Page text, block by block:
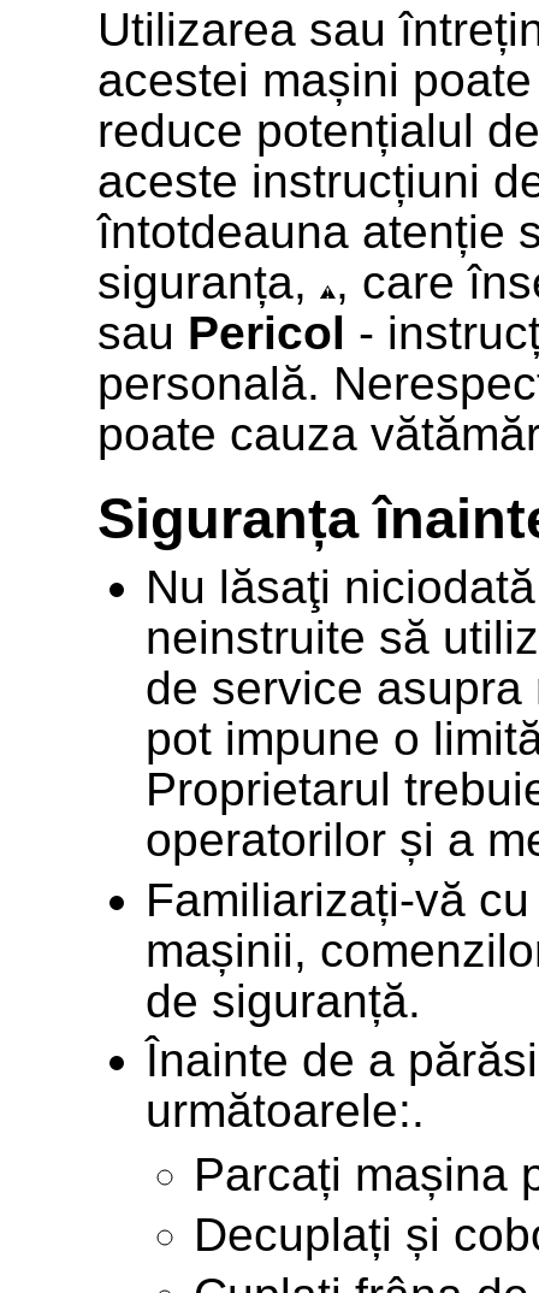
Utilizarea sau
acestei mașini
reduce potențialul
aceste instrucțiuni
întotdeauna atenție
siguranța,
, care
sau Pericol -
personală.
poate cauza
Siguranța
Nu lăsaţi
neinstruite să
de service
pot impune o
Proprietarul
operatorilor și a
Familiarizați-vă
mașinii,
de siguranță.
Înainte de a
următoarele:.
Parcați mașina
Decuplați și